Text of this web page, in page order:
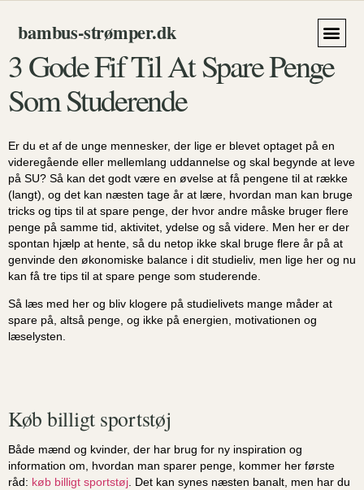
bambus‑strømper.dk
3 Gode Fif Til At Spare Penge
Som Studerende
Er du et af de unge mennesker, der lige er blevet optaget på en
videregående eller mellemlang uddannelse og skal begynde at leve
på SU? Så kan det godt være en øvelse at få pengene til at række
(langt), og det kan næsten tage år at lære, hvordan man kan bruge
tricks og tips til at spare penge, der hvor andre måske bruger flere
penge på samme tid, aktivitet, ydelse og så videre. Men her er der
spontan hjælp at hente, så du netop ikke skal bruge flere år på at
genvinde den økonomiske balance i dit studieliv, men lige her og nu
kan få tre tips til at spare penge som studerende.
Så læs med her og bliv klogere på studielivets mange måder at
spare på, altså penge, og ikke på energien, motivationen og
læselysten.
Køb billigt sportstøj
Både mænd og kvinder, der har brug for ny inspiration og
information om, hvordan man sparer penge, kommer her første
råd: køb billigt sportstøj . Det kan synes næsten banalt, men har du